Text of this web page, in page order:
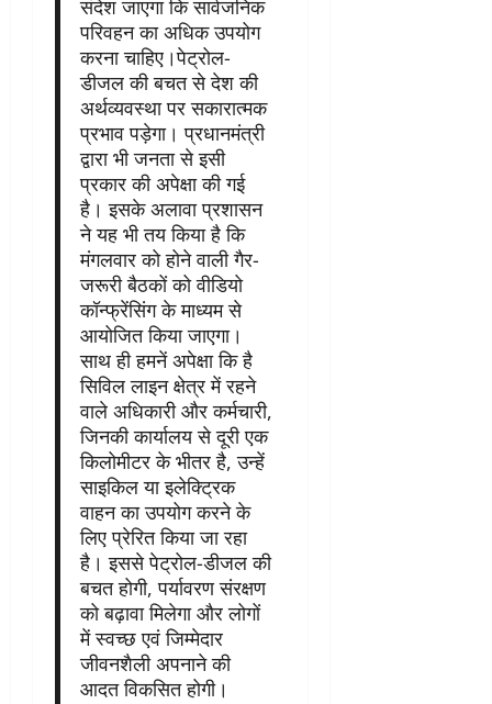
संदेश जाएगा कि सार्वजनिक
परिवहन का अधिक उपयोग
करना चाहिए।पेट्रोल-
डीजल की बचत से देश की
अर्थव्यवस्था पर सकारात्मक
प्रभाव पड़ेगा। प्रधानमंत्री
द्वारा भी जनता से इसी
प्रकार की अपेक्षा की गई
है। इसके अलावा प्रशासन
ने यह भी तय किया है कि
मंगलवार को होने वाली गैर-
जरूरी बैठकों को वीडियो
कॉन्फ्रेंसिंग के माध्यम से
आयोजित किया जाएगा।
साथ ही हमनें अपेक्षा कि है
सिविल लाइन क्षेत्र में रहने
वाले अधिकारी और कर्मचारी,
जिनकी कार्यालय से दूरी एक
किलोमीटर के भीतर है, उन्हें
साइकिल या इलेक्ट्रिक
वाहन का उपयोग करने के
लिए प्रेरित किया जा रहा
है। इससे पेट्रोल-डीजल की
बचत होगी, पर्यावरण संरक्षण
को बढ़ावा मिलेगा और लोगों
में स्वच्छ एवं जिम्मेदार
जीवनशैली अपनाने की
आदत विकसित होगी।